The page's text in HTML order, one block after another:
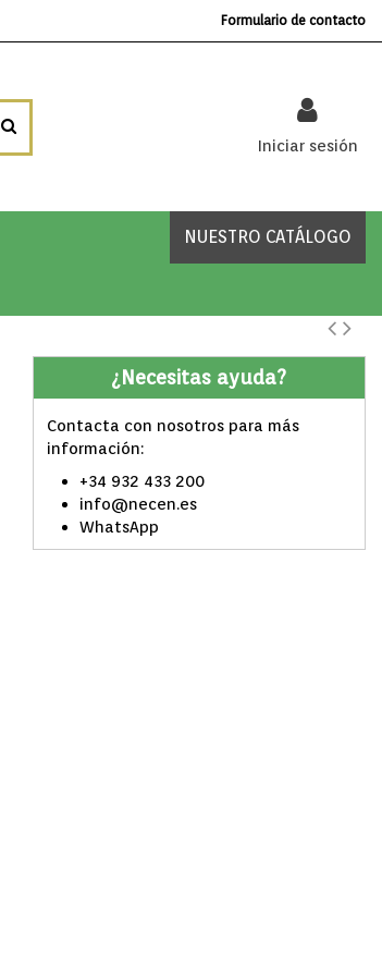
Formulario de contacto
Iniciar sesión
NUESTRO CATÁLOGO
¿Necesitas ayuda?
Contacta con nosotros para más
información:
+34 932 433 200
info@necen.es
WhatsApp